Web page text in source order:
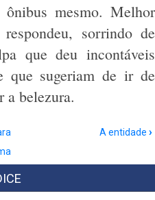
mesmo. Melhor
sorrindo de
que deu incontáveis
que sugeriam de ir de
a belezura.
A entidade ›